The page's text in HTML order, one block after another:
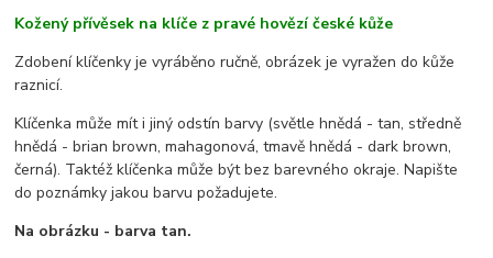
Kožený přívěsek na klíče z pravé hovězí české kůže
Zdobení klíčenky je vyráběno ručně, obrázek je vyražen do kůže
raznicí.
Klíčenka může mít i jiný odstín barvy (světle hnědá - tan, středně
hnědá - brian brown, mahagonová, tmavě hnědá - dark brown,
černá). Taktéž klíčenka může být bez barevného okraje. Napište
do poznámky jakou barvu požadujete.
Na obrázku - barva tan.